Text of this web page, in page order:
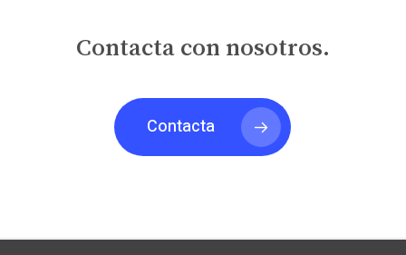
Contacta con nosotros.
Contacta